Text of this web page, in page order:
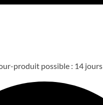
produit possible : 14 jours